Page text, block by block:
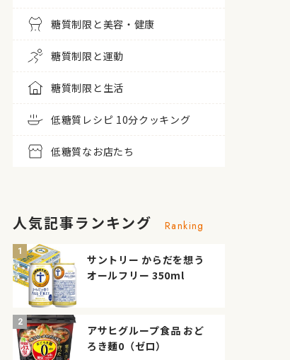
糖質制限と美容・健康
糖質制限と運動
糖質制限と生活
低糖質レシピ 10分クッキング
低糖質なお店たち
人気記事ランキング Ranking
サントリー からだを想う
オールフリー 350ml
アサヒグループ食品 おど
ろき麺0（ゼロ）